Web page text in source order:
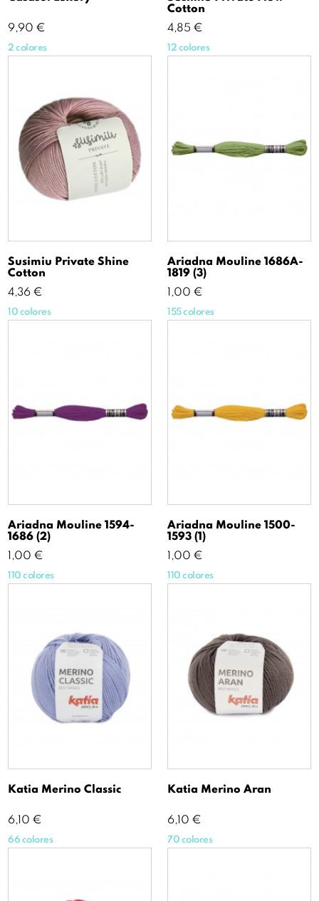
Precio
9,90 €
2 colores
Cotton
Precio
4,85 €
12 colores
Susimiu Private Shine
Cotton
Precio
4,36 €
10 colores
Ariadna Mouline 1686A-
1819 (3)
Precio
1,00 €
155 colores
Ariadna Mouline 1594-
1686 (2)
Precio
1,00 €
110 colores
Ariadna Mouline 1500-
1593 (1)
Precio
1,00 €
110 colores
Katia Merino Classic
Precio
6,10 €
66 colores
Katia Merino Aran
Precio
6,10 €
70 colores